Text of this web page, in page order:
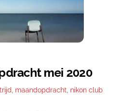
mei 2020
maandopdracht nikon club